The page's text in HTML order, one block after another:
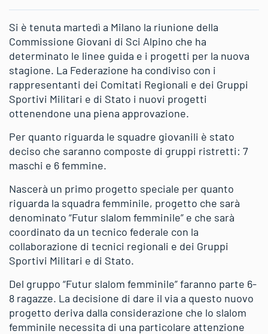
Si è tenuta martedì a Milano la riunione della
Commissione Giovani di Sci Alpino che ha
determinato le linee guida e i progetti per la nuova
stagione. La Federazione ha condiviso con i
rappresentanti dei Comitati Regionali e dei Gruppi
Sportivi Militari e di Stato i nuovi progetti
ottenendone una piena approvazione.
Per quanto riguarda le squadre giovanili è stato
deciso che saranno composte di gruppi ristretti: 7
maschi e 6 femmine.
Nascerà un primo progetto speciale per quanto
riguarda la squadra femminile, progetto che sarà
denominato “Futur slalom femminile” e che sarà
coordinato da un tecnico federale con la
collaborazione di tecnici regionali e dei Gruppi
Sportivi Militari e di Stato.
Del gruppo “Futur slalom femminile” faranno parte 6-
8 ragazze. La decisione di dare il via a questo nuovo
progetto deriva dalla considerazione che lo slalom
femminile necessita di una particolare attenzione